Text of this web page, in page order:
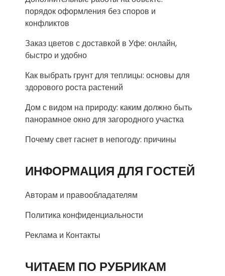
порядок оформления без споров и
конфликтов
Заказ цветов с доставкой в Уфе: онлайн,
быстро и удобно
Как выбрать грунт для теплицы: основы для
здорового роста растений
Дом с видом на природу: каким должно быть
панорамное окно для загородного участка
Почему свет гаснет в непогоду: причины
ИНФОРМАЦИЯ ДЛЯ ГОСТЕЙ
Авторам и правообладателям
Политика конфиденциальности
Реклама и Контакты
ЧИТАЕМ ПО РУБРИКАМ